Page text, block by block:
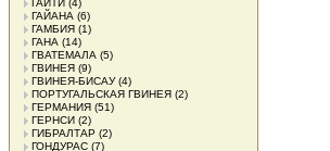
ГАИТИ (4)
ГАЙАНА (6)
ГАМБИЯ (1)
ГАНА (14)
ГВАТЕМАЛА (5)
ГВИНЕЯ (9)
ГВИНЕЯ-БИСАУ(4)
ПОРТУГАЛЬСКАЯ ГВИНЕЯ (2)
ГЕРМАНИЯ (51)
ГЕРНСИ (2)
ГИБРАЛТАР (2)
ГОНДУРАС (7)